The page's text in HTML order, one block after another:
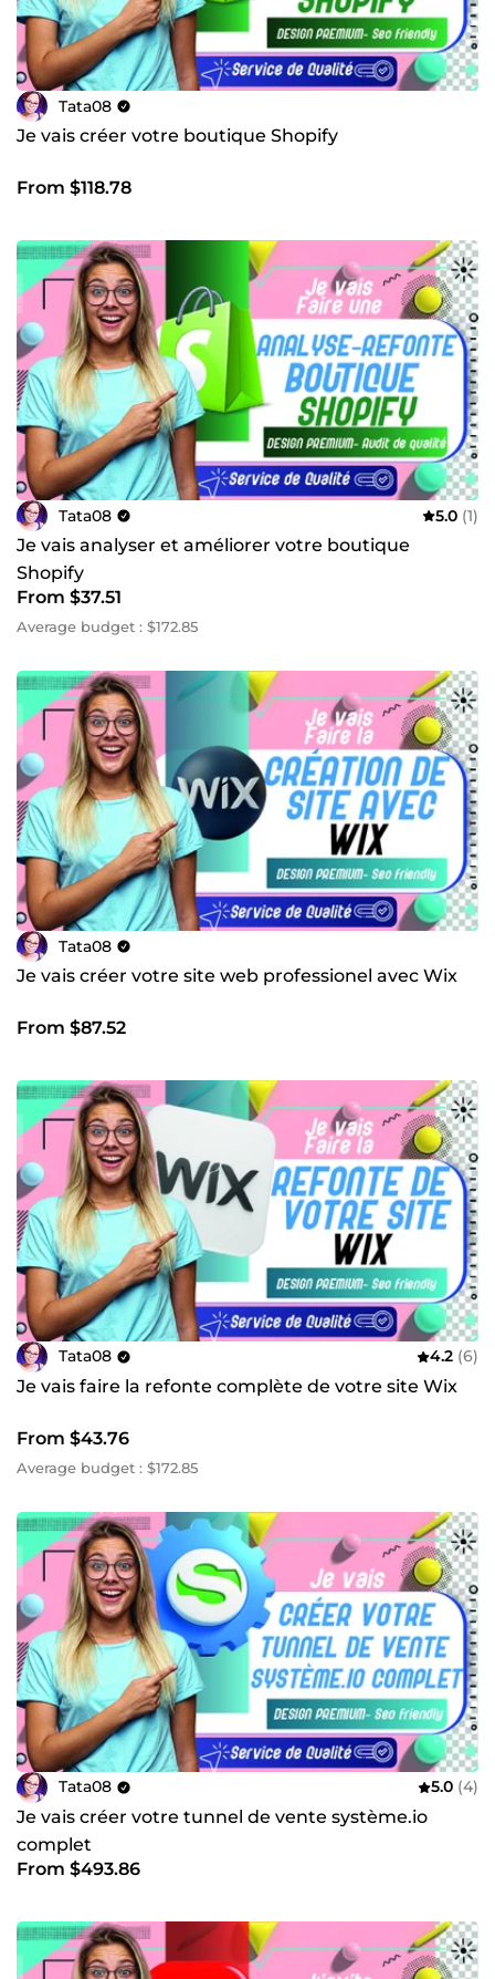
Tata08
Je vais créer votre boutique Shopify
From $118.78
Tata08 5.0 (1)
Je vais analyser et améliorer votre boutique
Shopify
From $37.51
Average budget : $172.85
Tata08
Je vais créer votre site web professionel avec Wix
From $87.52
Tata08 4.2 (6)
Je vais faire la refonte complète de votre site Wix
From $43.76
Average budget : $172.85
Tata08 5.0 (4)
Je vais créer votre tunnel de vente système.io
complet
From $493.86